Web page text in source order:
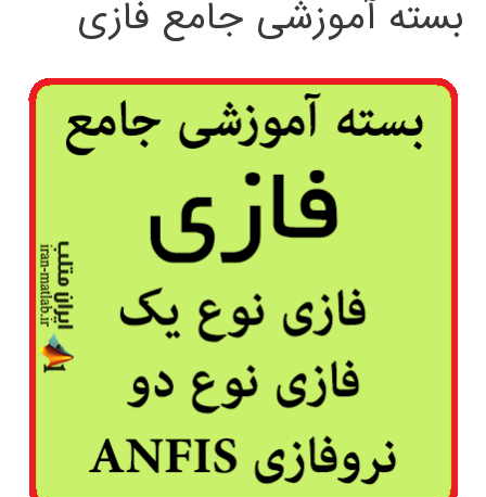
بسته آموزشی جامع فازی